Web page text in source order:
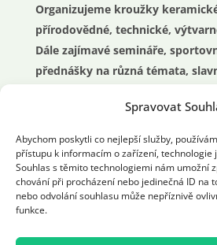
Spravovat
Abychom poskytli co nejlepší služby,
přístupu k informacím o zařízení, technologie
Souhlas s těmito technologiemi nám umožní
chování při procházení nebo jedinečná ID na
nebo odvolání souhlasu může nepříznivě
funkce.
Organizujeme kroužky
přírodovědné, technické,
Dále zajímavé semináře,
přednášky na různá témata,
O prázdninách příměstské a
mnoho dalších činností pro